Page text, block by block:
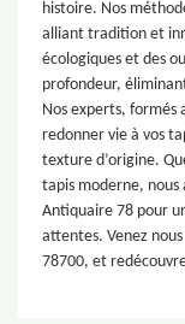
histoire. Nos
alliant tradition et
écologiques et des
profondeur,
Nos experts, formés
redonner vie à vos
texture d’origine.
tapis moderne, nous
Antiquaire 78 pour
attentes. Venez
78700, et